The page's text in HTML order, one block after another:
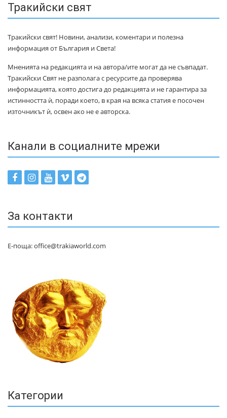
Тракийски свят
Тракийски свят! Новини, анализи, коментари и полезна
информация от България и Света!
Мненията на редакцията и на автора/ите могат да не съвпадат.
Тракийски Свят не разполага с ресурсите да проверява
информацията, която достига до редакцията и не гарантира за
истинността ѝ, поради което, в края на всяка статия е посочен
източникът ѝ, освен ако не е авторска.
Канали в социалните мрежи
За контакти
Е-поща: office@trakiaworld.com
Категории